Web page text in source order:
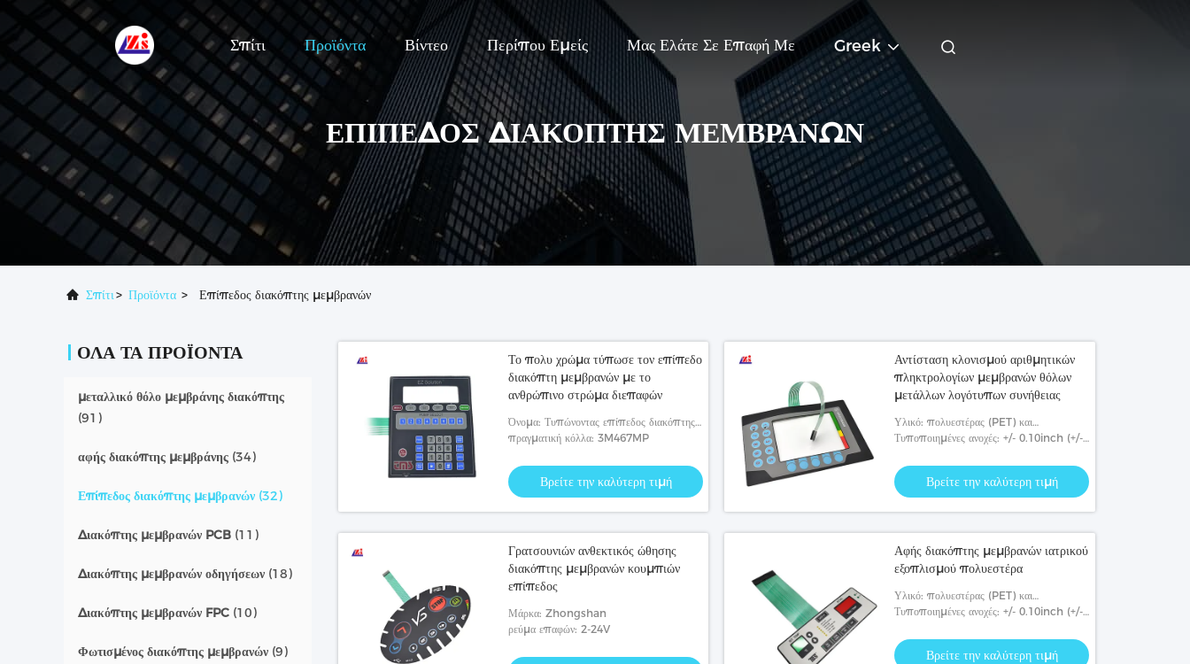
Σπίτι Προϊόντα Βίντεο Περίπου Εμείς Μας Ελάτε Σε Επαφή Με Greek
ΕΠΊΠΕΔΟΣ ΔΙΑΚΌΠΤΗΣ ΜΕΜΒΡΑΝΏΝ
Σπίτι> Προϊόντα > Επίπεδος διακόπτης μεμβρανών
ΌΛΑ ΤΑ ΠΡΟΪΌΝΤΑ
μεταλλικό θόλο μεμβράνης διακόπτης
(91)
αφής διακόπτης μεμβράνης (34)
Επίπεδος διακόπτης μεμβρανών (32)
Διακόπτης μεμβρανών PCB (11)
Διακόπτης μεμβρανών οδηγήσεων (18)
Διακόπτης μεμβρανών FPC (10)
Φωτισμένος διακόπτης μεμβρανών (9)
Το πολυ χρώμα τύπωσε τον επίπεδο
διακόπτη μεμβρανών με το
ανθρώπινο στρώμα διεπαφών
Όνομα: Τυπώνοντας επίπεδος διακόπτης
μεμβρανών
πραγματική κόλλα: 3M467MP
Βρείτε την καλύτερη τιμή
Αντίσταση κλονισμού αριθμητικών
πληκτρολογίων μεμβρανών θόλων
μετάλλων λογότυπων συνήθειας
Υλικό: πολυεστέρας (PET) και
πολυάνθρακας (PC).
Τυποποιημένες ανοχές: +/- 0.10inch (+/-
Βρείτε την καλύτερη τιμή
Γρατσουνιών ανθεκτικός ώθησης
διακόπτης μεμβρανών κουμπιών
επίπεδος
Μάρκα: Zhongshan
ρεύμα επαφών: 2-24V
Αφής διακόπτης μεμβρανών ιατρικού
εξοπλισμού πολυεστέρα
Υλικό: πολυεστέρας (PET) και
πολυάνθρακας (PC).
Τυποποιημένες ανοχές: +/- 0.10inch (+/-
Βρείτε την καλύτερη τιμή